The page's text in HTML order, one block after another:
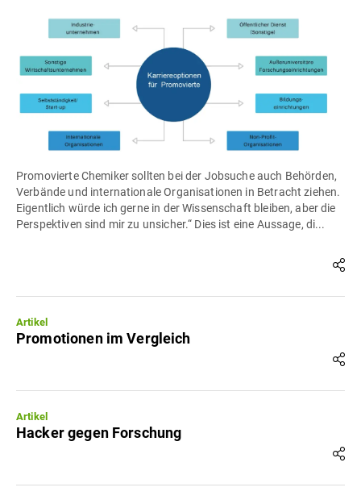
Promovierte Chemiker sollten bei der Jobsuche auch Behörden,
Verbände und internationale Organisationen in Betracht ziehen.
Eigentlich würde ich gerne in der Wissenschaft bleiben, aber die
Perspektiven sind mir zu unsicher.“ Dies ist eine Aussage, di...
Artikel
Promotionen im Vergleich
Artikel
Hacker gegen Forschung